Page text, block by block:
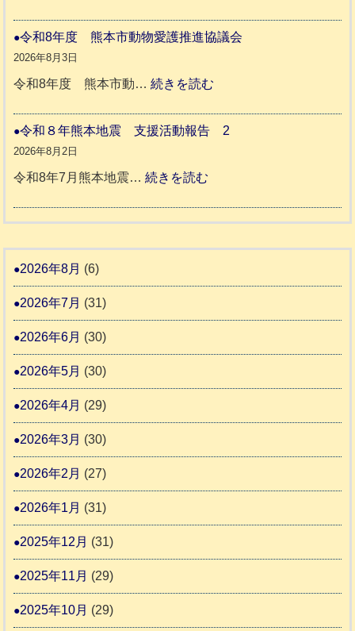
人
ホ
日
記
本
支
報
3
災
ッ
一
り
り
令和8年度 熊本市動物愛護推進協議会
2026年8月3日
令和8年度 熊本市動…続きを読む
和
市
議
令和８年熊本地震 支援活動報告 2
2026年8月2日
令和8年7月熊本地震…続きを読む
和
熊
震
援
報
2026年8月 (6)
2026年7月 (31)
2026年6月 (30)
2026年5月 (30)
2026年4月 (29)
2026年3月 (30)
2026年2月 (27)
2026年1月 (31)
2025年12月 (31)
2025年11月 (29)
2025年10月 (29)